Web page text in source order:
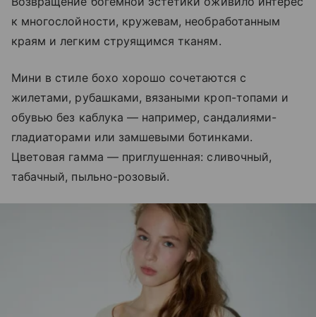
к многослойности, кружевам, необработанным
краям и легким струящимся тканям.
Мини в стиле бохо хорошо сочетаются с
жилетами, рубашками, вязаными кроп-топами и
обувью без каблука — например, сандалиями-
гладиаторами или замшевыми ботинками.
Цветовая гамма — приглушенная: сливочный,
табачный, пыльно-розовый.